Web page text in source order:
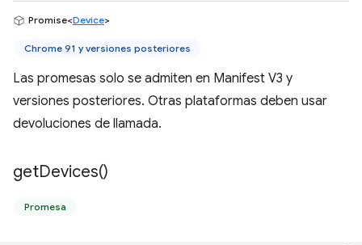
Promise<Device>
Chrome 91 y versiones posteriores
Las promesas solo se admiten en Manifest V3 y
versiones posteriores. Otras plataformas deben usar
devoluciones de llamada.
getDevices()
Promesa